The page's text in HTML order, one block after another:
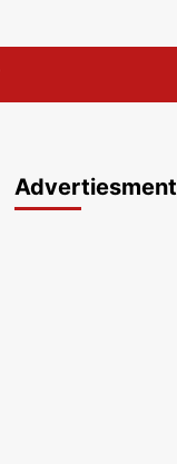
Advertiesment